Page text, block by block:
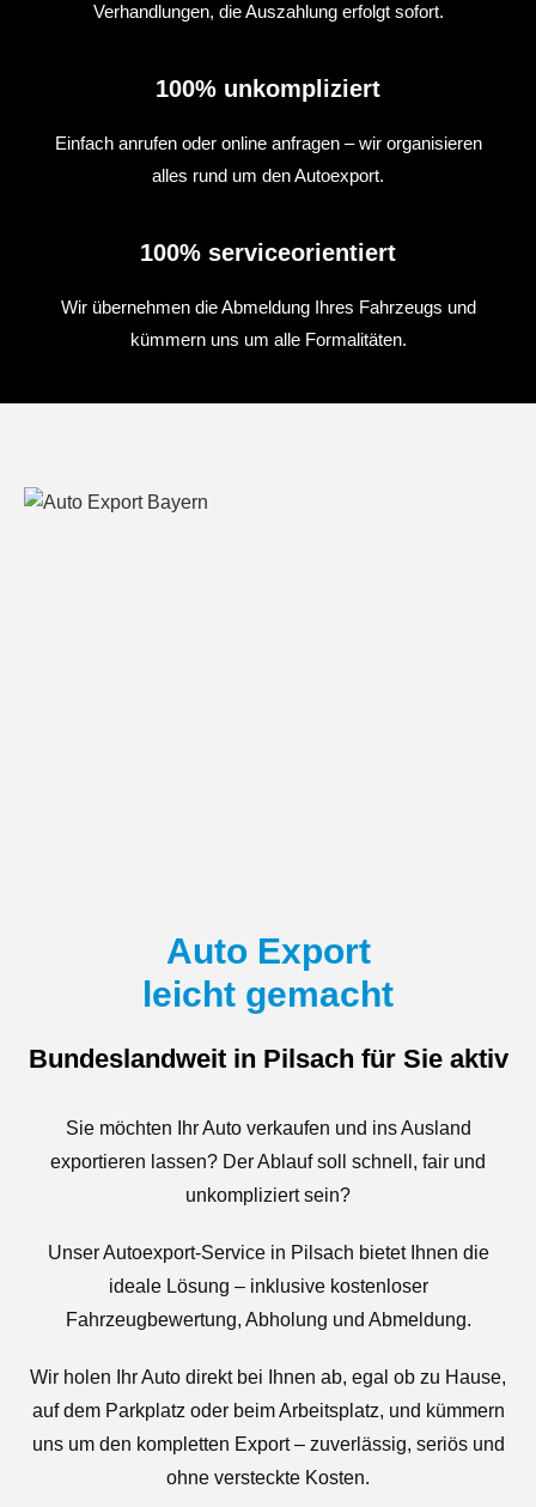
Verhandlungen, die Auszahlung erfolgt sofort.
100% unkompliziert
Einfach anrufen oder online anfragen – wir organisieren
alles rund um den Autoexport.
100% serviceorientiert
Wir übernehmen die Abmeldung Ihres Fahrzeugs und
kümmern uns um alle Formalitäten.
Auto Export
leicht gemacht
Bundeslandweit in Pilsach für Sie aktiv
Sie möchten Ihr Auto verkaufen und ins Ausland
exportieren lassen? Der Ablauf soll schnell, fair und
unkompliziert sein?
Unser Autoexport-Service in Pilsach bietet Ihnen die
ideale Lösung – inklusive kostenloser
Fahrzeugbewertung, Abholung und Abmeldung.
Wir holen Ihr Auto direkt bei Ihnen ab, egal ob zu Hause,
auf dem Parkplatz oder beim Arbeitsplatz, und kümmern
uns um den kompletten Export – zuverlässig, seriös und
ohne versteckte Kosten.